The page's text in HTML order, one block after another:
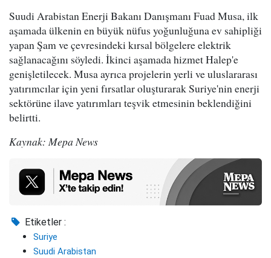
Suudi Arabistan Enerji Bakanı Danışmanı Fuad Musa, ilk
aşamada ülkenin en büyük nüfus yoğunluğuna ev sahipliği
yapan Şam ve çevresindeki kırsal bölgelere elektrik
sağlanacağını söyledi. İkinci aşamada hizmet Halep'e
genişletilecek. Musa ayrıca projelerin yerli ve uluslararası
yatırımcılar için yeni fırsatlar oluşturarak Suriye'nin enerji
sektörüne ilave yatırımları teşvik etmesinin beklendiğini
belirtti.
Kaynak: Mepa News
Etiketler :
Suriye
Suudi Arabistan